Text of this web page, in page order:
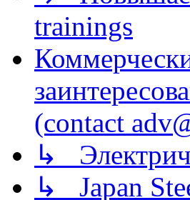
trainings
(contact
↳
↳ Japan